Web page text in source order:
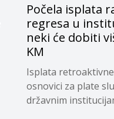
Počela isplata
regresa u
neki će dobiti
KM
Isplata
osnovici za plate
državnim